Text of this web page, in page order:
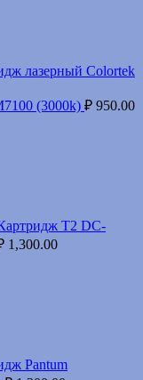
лазерный Colortek
(3000k) ₽ 950.00
T2 DC-
1,300.00
Pantum